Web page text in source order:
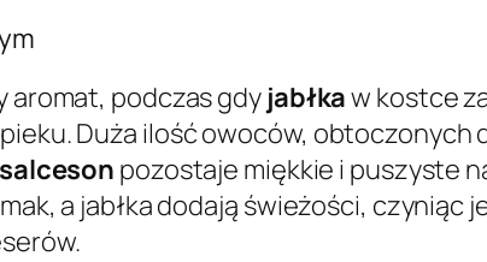
aromat, podczas gdy jabłkaw kostce
Duża ilość owoców, obtoczonych
pozostaje miękkie i puszyste
a jabłka dodają świeżości, czyniąc